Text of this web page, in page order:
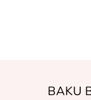
BAKU